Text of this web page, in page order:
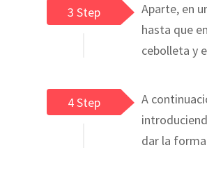
3 Step
Aparte, en
hasta que
cebolleta y
4 Step
A
dar la